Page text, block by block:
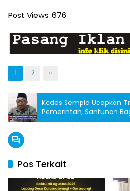
Post Views: 676
1 2 »
Kades Semplo Ucapkan
Pemerintah, Santunan
Korban Longsor Gunung
Pos Terkait